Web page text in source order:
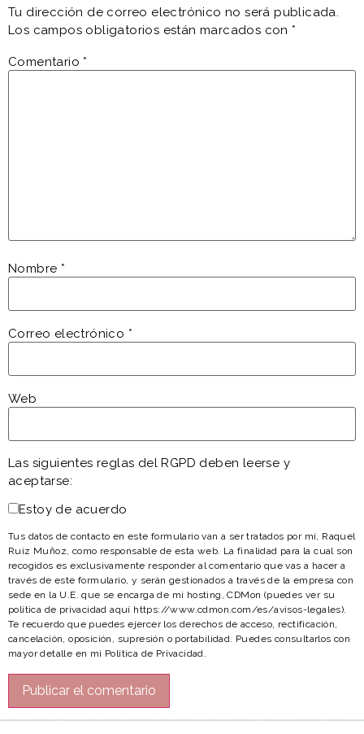
Tu dirección de correo electrónico no será publicada.
Los campos obligatorios están marcados con *
Comentario *
Nombre *
Correo electrónico *
Web
Las siguientes reglas del RGPD deben leerse y
aceptarse:
Estoy de acuerdo
Tus datos de contacto en este formulario van a ser tratados por mí, Raquel
Ruiz Muñoz, como responsable de esta web. La finalidad para la cual son
recogidos es exclusivamente responder al comentario que vas a hacer a
través de este formulario, y serán gestionados a través de la empresa con
sede en la U.E. que se encarga de mi hosting, CDMon (puedes ver su
política de privacidad aquí https://www.cdmon.com/es/avisos-legales).
Te recuerdo que puedes ejercer los derechos de acceso, rectificación,
cancelación, oposición, supresión o portabilidad. Puedes consultarlos con
mayor detalle en mi Política de Privacidad.